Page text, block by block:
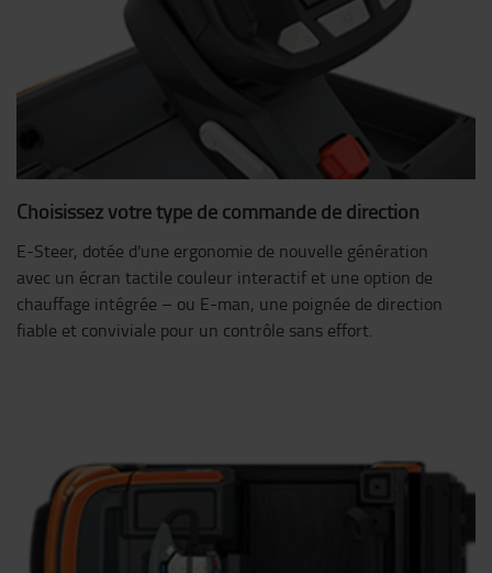
Choisissez votre type de commande de direction
E-Steer, dotée d'une ergonomie de nouvelle génération
avec un écran tactile couleur interactif et une option de
chauffage intégrée – ou E-man, une poignée de direction
fiable et conviviale pour un contrôle sans effort.